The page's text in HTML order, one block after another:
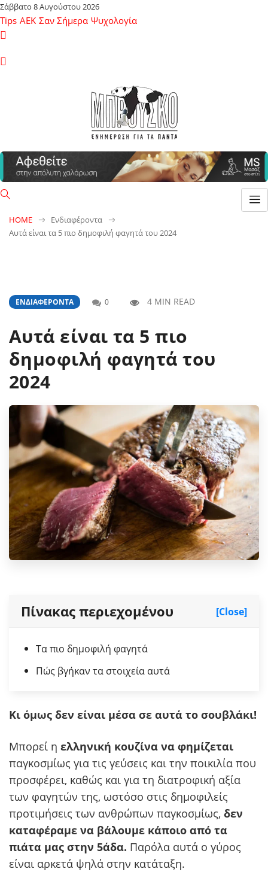
Σάββατο 8 Αυγούστου 2026
Tips ΑΕΚ Σαν Σήμερα Ψυχολογία
HOME
Ενδιαφέροντα
Αυτά είναι τα 5 πιο δημοφιλή φαγητά του 2024
ΕΝΔΙΑΦΈΡΟΝΤΑ 0 4 MIN READ
Αυτά είναι τα 5 πιο
δημοφιλή φαγητά του
2024
Πίνακας περιεχομένου [Close]
Τα πιο δημοφιλή φαγητά
Πώς βγήκαν τα στοιχεία αυτά
Κι όμως δεν είναι μέσα σε αυτά το σουβλάκι!
Μπορεί η ελληνική κουζίνα να φημίζεται
παγκοσμίως για τις γεύσεις και την ποικιλία που
προσφέρει, καθώς και για τη διατροφική αξία
των φαγητών της, ωστόσο στις δημοφιλείς
προτιμήσεις των ανθρώπων παγκοσμίως, δεν
καταφέραμε να βάλουμε κάποιο από τα
πιάτα μας στην 5άδα. Παρόλα αυτά ο γύρος
είναι αρκετά ψηλά στην κατάταξη.